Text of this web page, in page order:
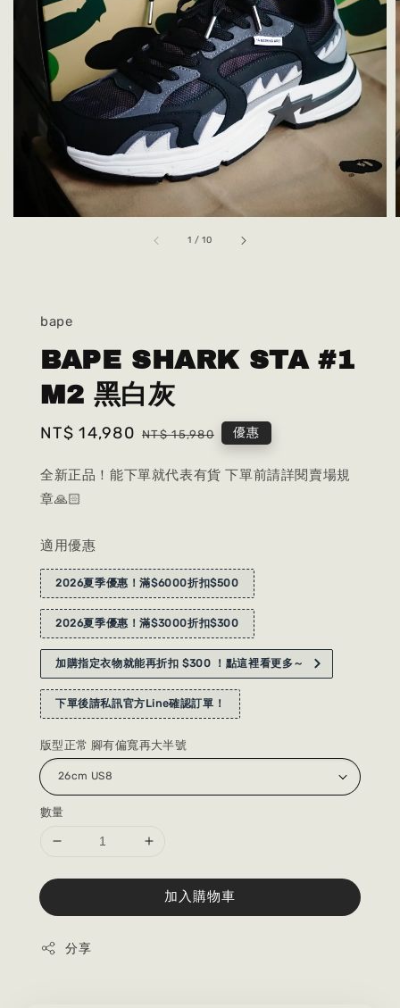
1 /10
bape
BAPE SHARK STA #1
M2 黑白灰
Sale
NT$ 14,980 Regular
NT$ 15,980 優惠
全新正品！能下單就代表有貨 下單前請詳閱賣場規
章🙏🏻
適用優惠
2026夏季優惠！滿$6000折扣$500
2026夏季優惠！滿$3000折扣$300
加購指定衣物就能再折扣 $300 ！點這裡看更多～
下單後請私訊官方Line確認訂單！
版型正常 腳有偏寬再大半號
數量
加入購物車
分享